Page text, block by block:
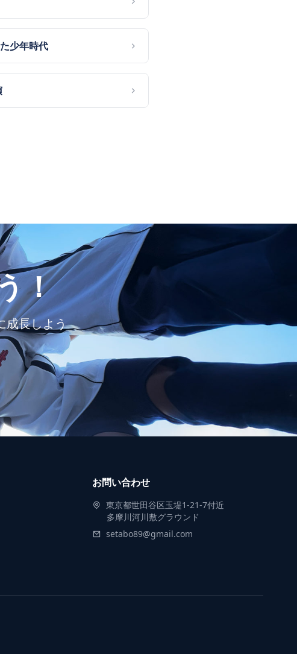
少年時代
！
成長しよう
お問い合わせ
東京都世田谷区玉堤1-21-7付近
多摩川河川敷グラウンド
setabo89@gmail.com